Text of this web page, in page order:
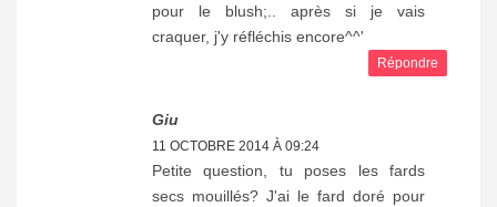
pour le blush;.. après si je vais
craquer, j'y réfléchis encore^^'
Répondre
Giu
11 OCTOBRE 2014 À 09:24
Petite question, tu poses les fards
secs mouillés? J'ai le fard doré pour